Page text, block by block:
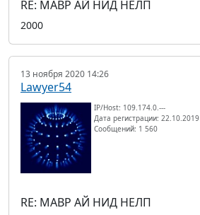
RE: МАВР АЙ НИД НЕЛП
2000
13 ноября 2020 14:26
Lawyer54
IP/Host: 109.174.0.---
Дата регистрации: 22.10.2019
Сообщений: 1 560
RE: МАВР АЙ НИД НЕЛП